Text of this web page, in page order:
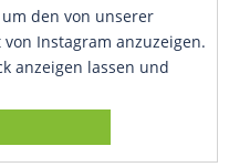
den von unserer
Instagram anzuzeigen.
anzeigen lassen und